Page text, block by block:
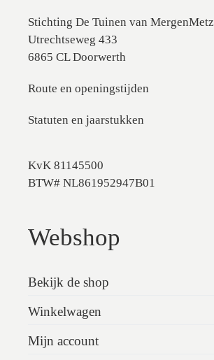
Stichting De Tuinen van MergenMetz
Utrechtseweg 433
6865 CL Doorwerth
Route en openingstijden
Statuten en jaarstukken
KvK 81145500
BTW# NL861952947B01
Webshop
Bekijk de shop
Winkelwagen
Mijn account